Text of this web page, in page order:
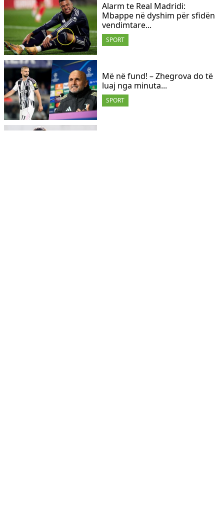
SPORT
Alarm te Real Madridi:
Mbappe në dyshim për sfidën
vendimtare...
SPORT
Më në fund! – Zhegrova do të
luaj nga minuta...